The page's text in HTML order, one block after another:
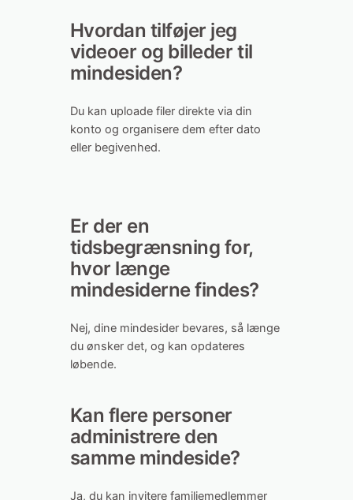
Hvordan tilføjer jeg
videoer og billeder til
mindesiden?
Du kan uploade filer direkte via din
konto og organisere dem efter dato
eller begivenhed.
Er der en
tidsbegrænsning for,
hvor længe
mindesiderne findes?
Nej, dine mindesider bevares, så længe
du ønsker det, og kan opdateres
løbende.
Kan flere personer
administrere den
samme mindeside?
Ja, du kan invitere familiemedlemmer